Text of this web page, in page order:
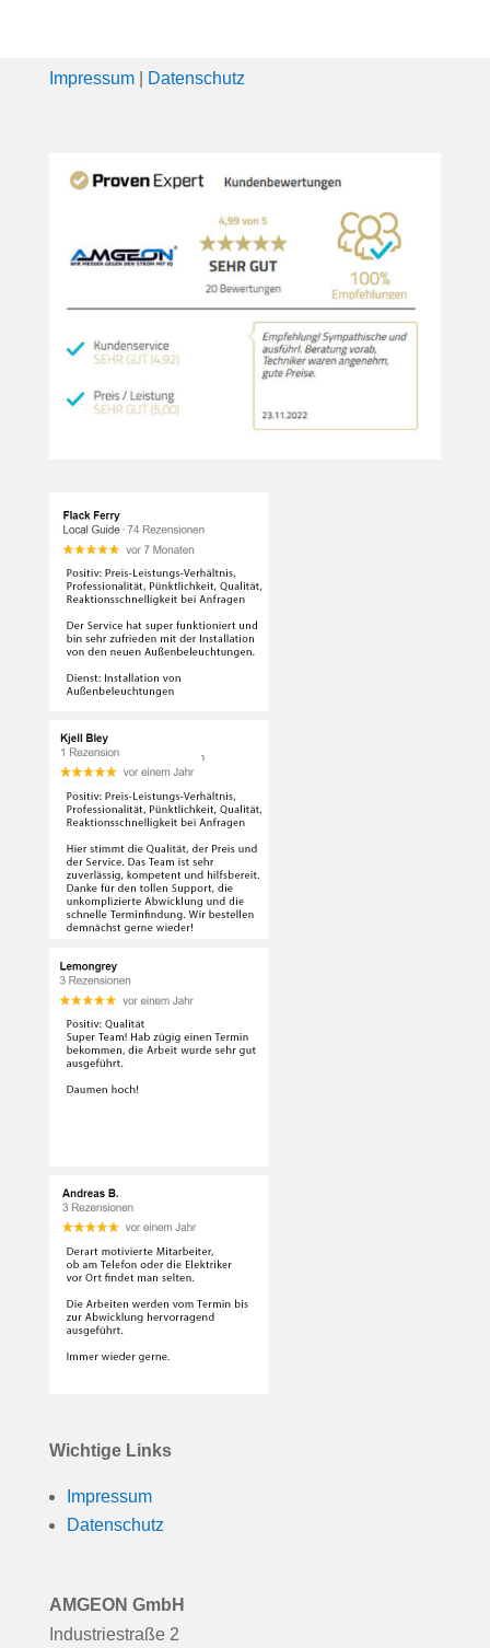
Impressum| Datenschutz
Wichtige Links
Impressum
Datenschutz
AMGEON GmbH
Industriestraße 2